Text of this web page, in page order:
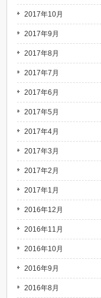
2017年10月
2017年9月
2017年8月
2017年7月
2017年6月
2017年5月
2017年4月
2017年3月
2017年2月
2017年1月
2016年12月
2016年11月
2016年10月
2016年9月
2016年8月